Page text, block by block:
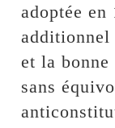
adoptée
additionnel
et la
sans